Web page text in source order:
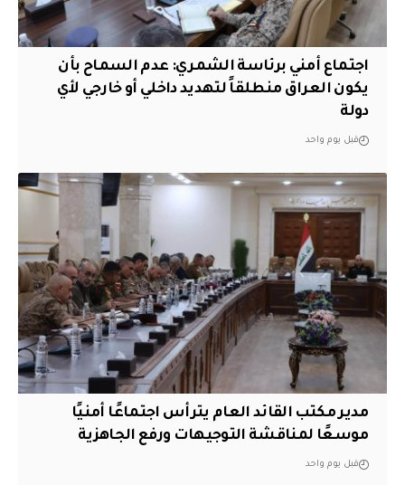
اجتماع أمني برئاسة الشمري: عدم السماح بأن
يكون العراق منطلقاً لتهديد داخلي أو خارجي لأي
دولة
قبل يوم واحد
مدير مكتب القائد العام يترأس اجتماعًا أمنيًا
موسعًا لمناقشة التوجيهات ورفع الجاهزية
قبل يوم واحد